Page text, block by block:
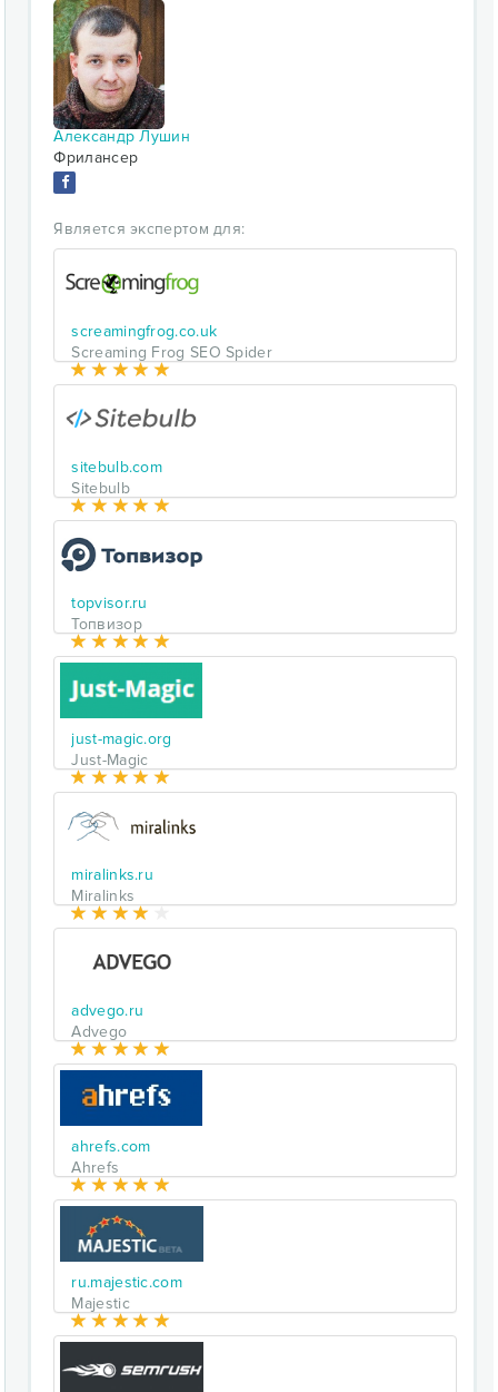
Александр Лушин
Фрилансер
Является экспертом для:
screamingfrog.co.uk
Screaming Frog SEO Spider
sitebulb.com
Sitebulb
topvisor.ru
Топвизор
just-magic.org
Just-Magic
miralinks.ru
Miralinks
advego.ru
Advego
ahrefs.com
Ahrefs
ru.majestic.com
Majestic